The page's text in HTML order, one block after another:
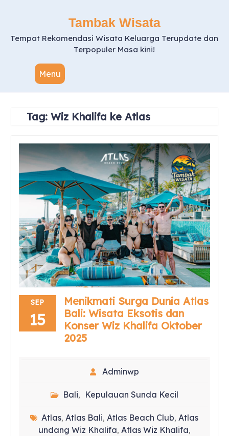
Tambak Wisata
Tempat Rekomendasi Wisata Keluarga Terupdate dan
Terpopuler Masa kini!
Menu
Tag: Wiz Khalifa ke Atlas
SEP
15
Menikmati Surga Dunia Atlas
Bali: Wisata Eksotis dan
Konser Wiz Khalifa Oktober
2025
Adminwp
Bali, Kepulauan Sunda Kecil
Atlas,Atlas Bali,Atlas Beach Club,Atlas
undang Wiz Khalifa, Atlas Wiz Khalifa,